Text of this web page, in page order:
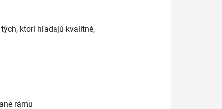
ktorí hľadajú kvalitné,
rámu